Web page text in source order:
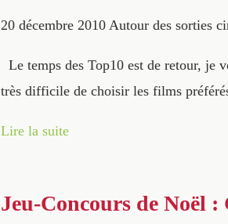
20 décembre 2010 Autour des sorties
Le temps des Top10 est de retour, je
très difficile de choisir les films
Lire la suite
Jeu-Concours de Noël